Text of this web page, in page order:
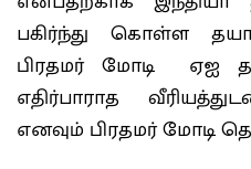
பகிர்ந்து கொள்ள
பிரதமர் மோடி ஏஐ
எதிர்பாராத
எனவும் பிரதமர் மோடி